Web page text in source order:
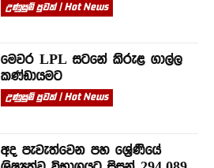
උණුසුම් පුවත් | Hot News
මෙවර LPL සටනේ කිරුළ ගාල්ල
කණ්ඩායමට
උණුසුම් පුවත් | Hot News
අද පැවැත්වෙන පහ ශ්‍රේණියේ